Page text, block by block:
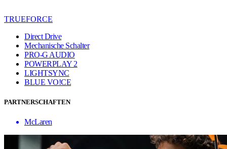
TRUEFORCE
Direct Drive
Mechanische Schalter
PRO-G AUDIO
POWERPLAY 2
LIGHTSYNC
BLUE VO!CE
PARTNERSCHAFTEN
McLaren